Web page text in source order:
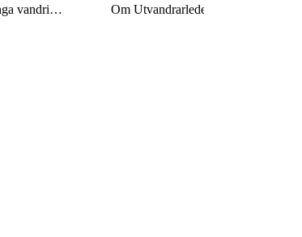
vandri… Om Utvandrarleden Genom skogar